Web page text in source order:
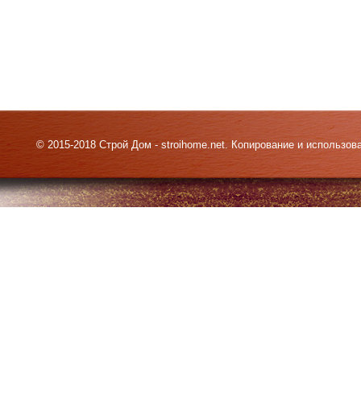
© 2015-2018 Строй Дом - stroihome.net. Копирование и